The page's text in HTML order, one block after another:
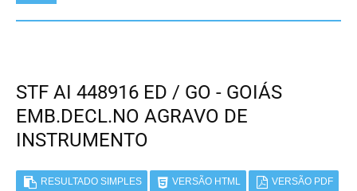
STF AI 448916 ED / GO - GOIÁS
EMB.DECL.NO AGRAVO DE
INSTRUMENTO
RESULTADO SIMPLES VERSÃO HTML VERSÃO PDF